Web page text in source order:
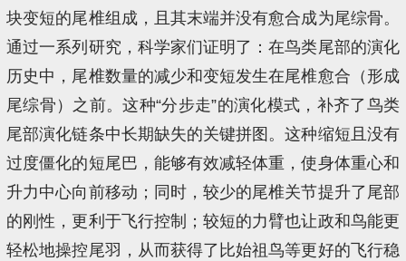
块变短的尾椎组成，且其末端并没有愈合成为尾综骨。
通过一系列研究，科学家们证明了：在鸟类尾部的演化
历史中，尾椎数量的减少和变短发生在尾椎愈合（形成
尾综骨）之前。这种“分步走”的演化模式，补齐了鸟类
尾部演化链条中长期缺失的关键拼图。这种缩短且没有
过度僵化的短尾巴，能够有效减轻体重，使身体重心和
升力中心向前移动；同时，较少的尾椎关节提升了尾部
的刚性，更利于飞行控制；较短的力臂也让政和鸟能更
轻松地操控尾羽，从而获得了比始祖鸟等更好的飞行稳